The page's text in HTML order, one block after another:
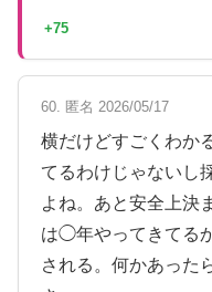
+75
60. 匿名 2026/05/17
横だけどすごくわか
てるわけじゃないし
よね。あと安全上決
は◯年やってきてる
される。何かあった